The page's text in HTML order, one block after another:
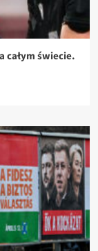
całym świecie.